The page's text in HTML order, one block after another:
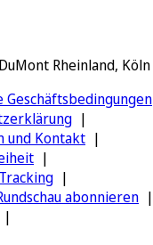
Rheinland, Köln
Geschäftsbedingungen
und Kontakt
abonnieren